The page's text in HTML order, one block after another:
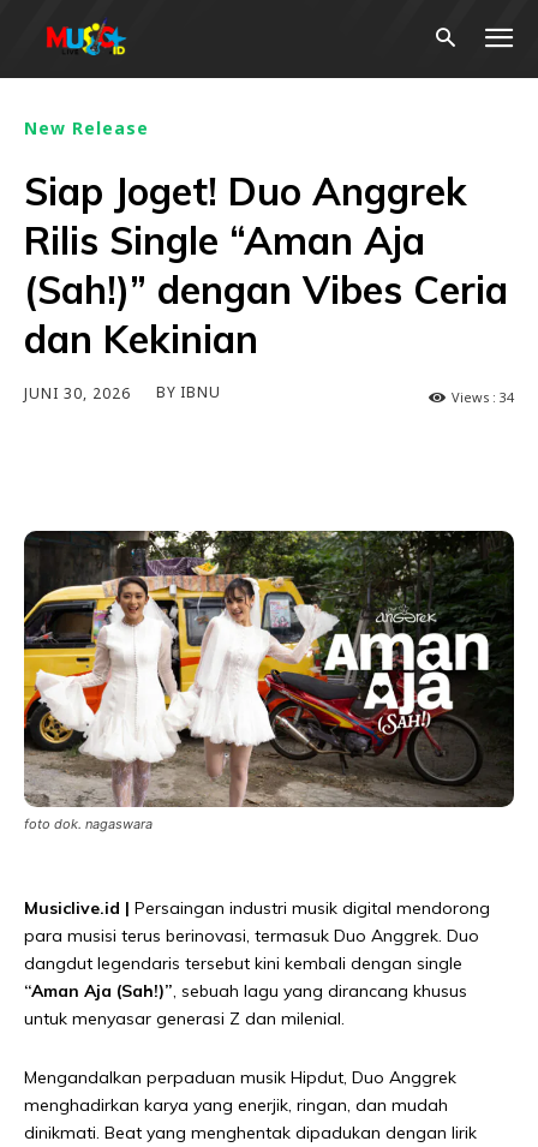
New Release
Siap Joget! Duo Anggrek
Rilis Single “Aman Aja
(Sah!)” dengan Vibes Ceria
dan Kekinian
JUNI 30, 2026 BY IBNU Views : 34
foto dok. nagaswara
Musiclive.id | Persaingan industri musik digital mendorong
para musisi terus berinovasi, termasuk Duo Anggrek. Duo
dangdut legendaris tersebut kini kembali dengan single
“Aman Aja (Sah!)”, sebuah lagu yang dirancang khusus
untuk menyasar generasi Z dan milenial.
Mengandalkan perpaduan musik Hipdut, Duo Anggrek
menghadirkan karya yang enerjik, ringan, dan mudah
dinikmati. Beat yang menghentak dipadukan dengan lirik